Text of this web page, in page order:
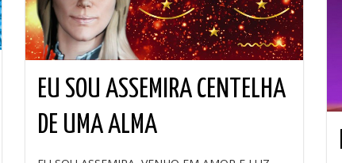
EU SOU ASSEMIRA CENTELHA
DE UMA ALMA